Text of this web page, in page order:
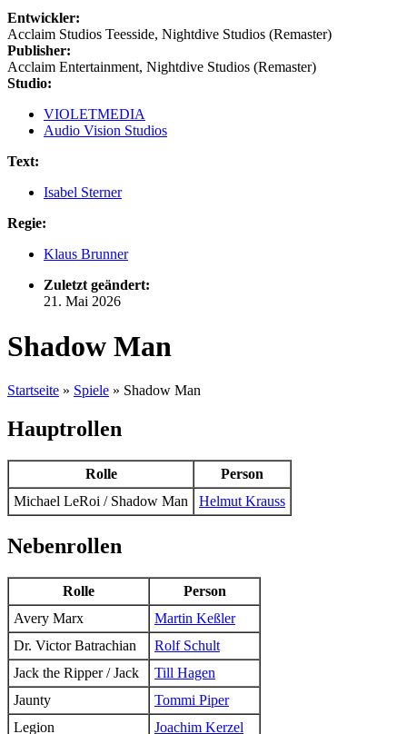
Entwickler:
Acclaim Studios Teesside, Nightdive Studios (Remaster)
Publisher:
Acclaim Entertainment, Nightdive Studios (Remaster)
Studio:
VIOLETMEDIA
Audio Vision Studios
Text:
Isabel Sterner
Regie:
Klaus Brunner
Zuletzt geändert:
21. Mai 2026
Shadow Man
Startseite » Spiele » Shadow Man
Hauptrollen
Rolle
Person
Michael LeRoi / Shadow Man
Helmut Krauss
Nebenrollen
Rolle
Person
Avery Marx
Martin Keßler
Dr. Victor Batrachian
Rolf Schult
Jack the Ripper / Jack
Till Hagen
Jaunty
Tommi Piper
Legion
Joachim Kerzel